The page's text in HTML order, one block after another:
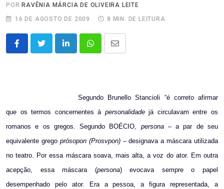
POR RAVÊNIA MÁRCIA DE OLIVEIRA LEITE
16 DE AGOSTO DE 2009
8 MIN. DE LEITURA
LinkedInWhatsappShare
Segundo Brunello Stancioli “écorreto afirmar
que os termos concernentes à personalidadejá circulavam entre os
romanos e os gregos. Segundo BOÉCIO, persona– a par de seu
equivalente grego prósopon (Prosvpon) –designava a máscara utilizada
no teatro. Por essa máscara soava, mais alta, a voz do ator. Em outra
acepção, essa máscara (persona) evocava sempre o papel
desempenhado pelo ator. Era a pessoa, a figura representada, a